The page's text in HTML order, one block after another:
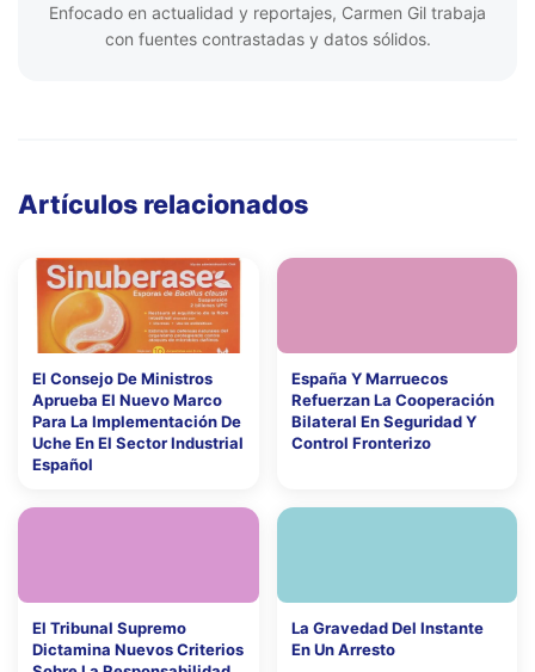
Enfocado en actualidad y reportajes, Carmen Gil trabaja
con fuentes contrastadas y datos sólidos.
Artículos relacionados
El Consejo De Ministros
Aprueba El Nuevo Marco
Para La Implementación De
Uche En El Sector Industrial
Español
España Y Marruecos
Refuerzan La Cooperación
Bilateral En Seguridad Y
Control Fronterizo
El Tribunal Supremo
Dictamina Nuevos Criterios
La Gravedad Del Instante
En Un Arresto